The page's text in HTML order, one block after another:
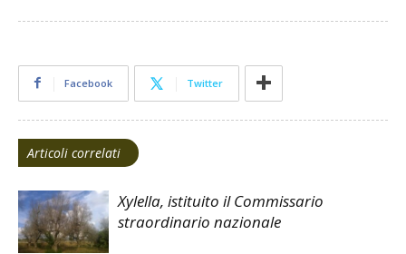
Facebook Twitter
Articoli correlati
Xylella, istituito il Commissario
straordinario nazionale